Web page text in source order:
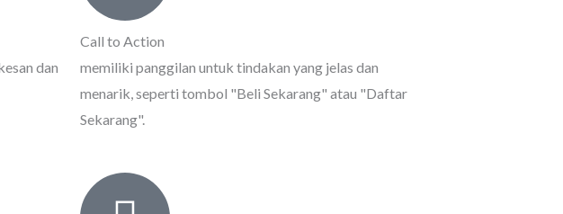
dan
Call to Action
memiliki panggilan untuk tindakan yang jelas dan
menarik, seperti tombol "Beli Sekarang" atau "Daftar
Sekarang".